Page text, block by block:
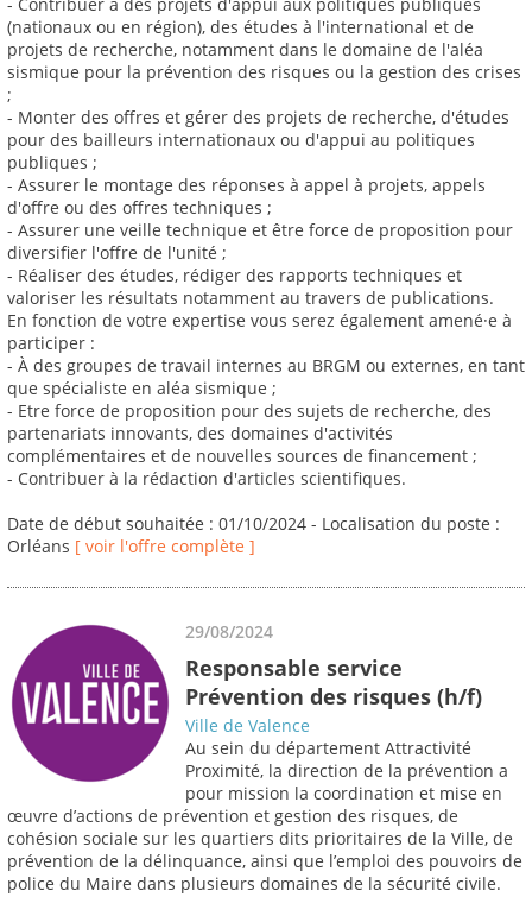
- Contribuer à des projets d'appui aux politiques publiques
(nationaux ou en région), des études à l'international et de
projets de recherche, notamment dans le domaine de l'aléa
sismique pour la prévention des risques ou la gestion des crises
;
- Monter des offres et gérer des projets de recherche, d'études
pour des bailleurs internationaux ou d'appui au politiques
publiques ;
- Assurer le montage des réponses à appel à projets, appels
d'offre ou des offres techniques ;
- Assurer une veille technique et être force de proposition pour
diversifier l'offre de l'unité ;
- Réaliser des études, rédiger des rapports techniques et
valoriser les résultats notamment au travers de publications.
En fonction de votre expertise vous serez également amené·e à
participer :
- À des groupes de travail internes au BRGM ou externes, en tant
que spécialiste en aléa sismique ;
- Etre force de proposition pour des sujets de recherche, des
partenariats innovants, des domaines d'activités
complémentaires et de nouvelles sources de financement ;
- Contribuer à la rédaction d'articles scientifiques.
Date de début souhaitée : 01/10/2024 - Localisation du poste :
Orléans [ voir l'offre complète ]
29/08/2024
Responsable service
Prévention des risques (h/f)
Ville de Valence
Au sein du département Attractivité
Proximité, la direction de la prévention a
pour mission la coordination et mise en
œuvre d’actions de prévention et gestion des risques, de
cohésion sociale sur les quartiers dits prioritaires de la Ville, de
prévention de la délinquance, ainsi que l’emploi des pouvoirs de
police du Maire dans plusieurs domaines de la sécurité civile.